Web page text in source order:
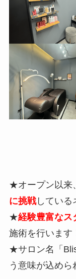
★オープン以来、
に挑戦している
★経験豊富なス
施術を行います
★サロン名「
う意味が込めら